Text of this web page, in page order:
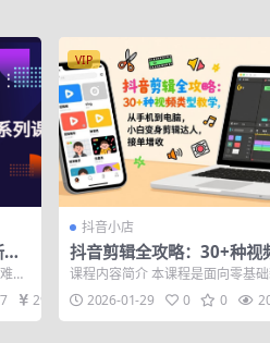
同
新
29
VIP
抖音小店
抖音剪辑全攻略：30+种视
型教学，从手机到电脑，小
身剪辑达人，接单增收
课程内容简介 本课程是面向零基础
的抖音短视频电商全流程解析课。
从最基础的...
2026-01-29 0 0